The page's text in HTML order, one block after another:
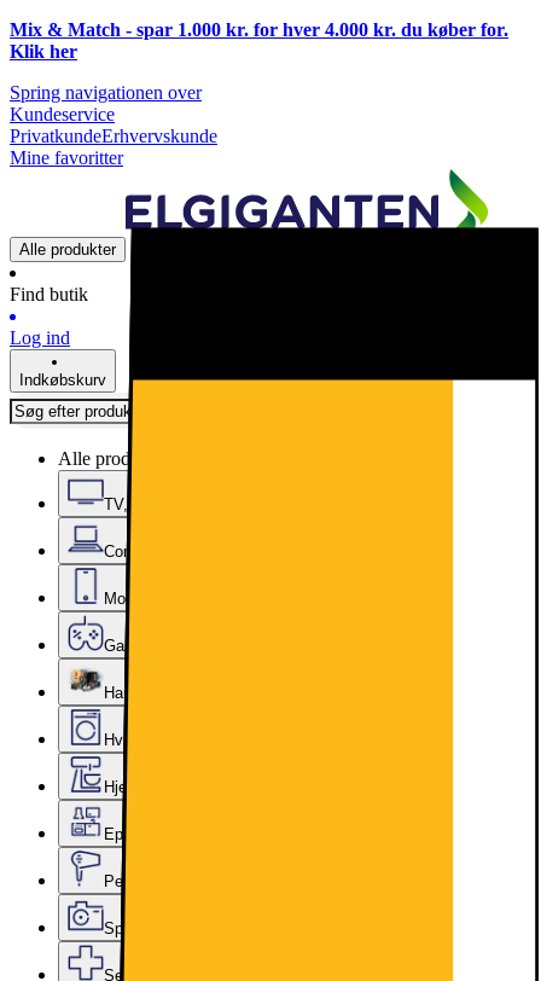
Mix & Match - spar 1.000 kr. for hver 4.000 kr. du køber for.
Klik her
Spring navigationen over
Kundeservice
PrivatkundeErhvervskunde
Mine favoritter
Alle produkter
Find butik
Log ind
Indkøbskurv
Alle produkter
TV, Lyd & Smart Home
Computer & Kontor
Mobil, Tablet & Smartwatch
Gaming
Hardware
Hvidevarer
Hjem, Rengøring & Køkkenudstyr
Epoq køkken & bryggers
Personlig pleje, Skønhed & Velvære
Sport, Fritid & Hobby
Services & tilbehør